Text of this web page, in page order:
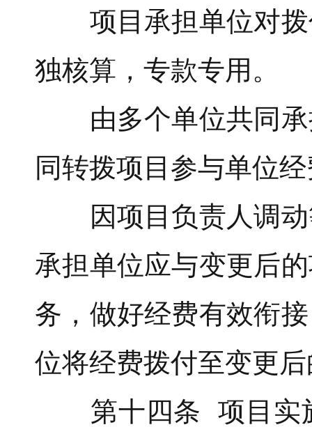
项目承担单位对拨
独核算，专款专用。
由多个单位共同承
同转拨项目参与单位
因项目负责人调动
承担单位应与变更后
务，做好经费有效衔
位将经费拨付至变更
第十四条 项目实施